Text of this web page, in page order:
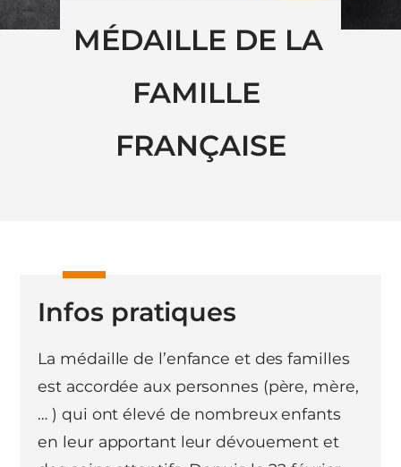
MÉDAILLE DE LA
FAMILLE
FRANÇAISE
Infos pratiques
La médaille de l’enfance et des familles
est accordée aux personnes (père, mère,
… ) qui ont élevé de nombreux enfants
en leur apportant leur dévouement et